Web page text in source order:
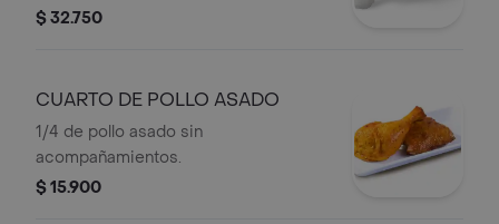
$ 32.750
CUARTO DE POLLO ASADO
1/4 de pollo asado sin
acompañamientos.
$ 15.900